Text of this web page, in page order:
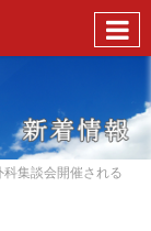
集談会開催される